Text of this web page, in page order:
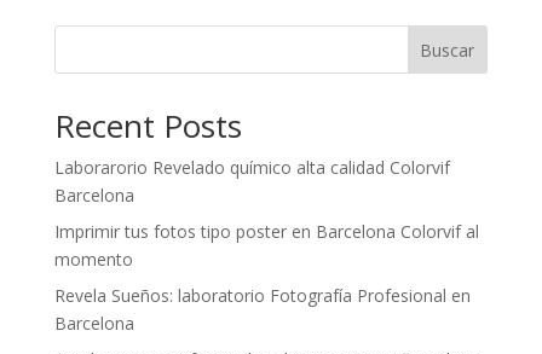
Buscar
Recent Posts
Laborarorio Revelado químico alta calidad Colorvif
Barcelona
Imprimir tus fotos tipo poster en Barcelona Colorvif al
momento
Revela Sueños: laboratorio Fotografía Profesional en
Barcelona